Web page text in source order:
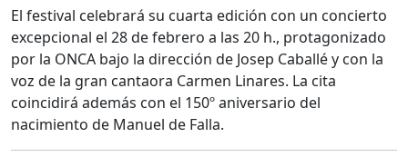
El festival celebrará su cuarta edición con un concierto
excepcional el 28 de febrero a las 20 h., protagonizado
por la ONCA bajo la dirección de Josep Caballé y con la
voz de la gran cantaora Carmen Linares. La cita
coincidirá además con el 150º aniversario del
nacimiento de Manuel de Falla.